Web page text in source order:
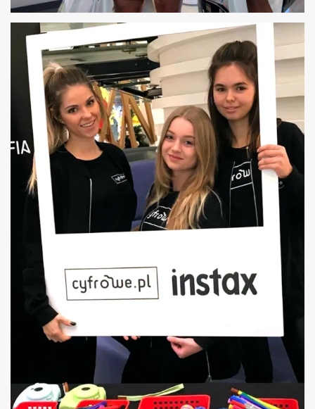
OTWARCIE SALONU BMW GDAŃSK